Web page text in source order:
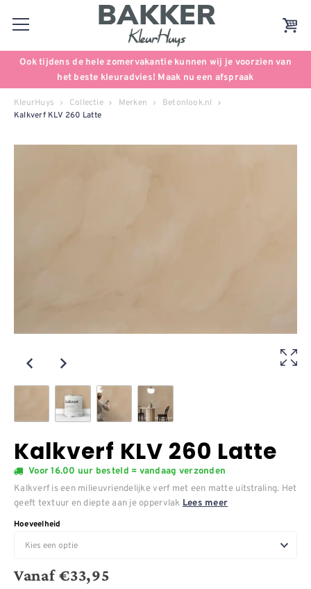
Ook tijdens de hele zomervakantie kunnen wij je voorzien van
het beste kleuradvies! Maak nu een afspraak
KleurHuys Collectie Merken Betonlook.nl
Kalkverf KLV 260 Latte
Kalkverf KLV 260 Latte
Voor 16.00 uur besteld = vandaag verzonden
Kalkverf is een milieuvriendelijke verf met een matte uitstraling. Het
geeft textuur en diepte aan je oppervlak Lees meer
Hoeveelheid
Vanaf€33,95